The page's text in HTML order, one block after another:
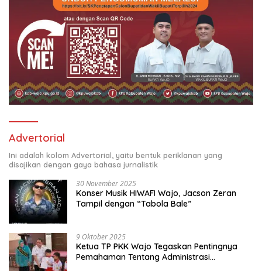
Advertorial
Ini adalah kolom Advertorial, yaitu bentuk periklanan yang
disajikan dengan gaya bahasa jurnalistik
30 November 2025
Konser Musik HIWAFI Wajo, Jacson Zeran
Tampil dengan “Tabola Bale”
9 Oktober 2025
Ketua TP PKK Wajo Tegaskan Pentingnya
Pemahaman Tentang Administrasi